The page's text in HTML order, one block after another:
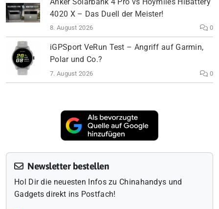
4020 X – Das Duell der Meister!
8. August 2026 0
iGPSport VeRun Test – Angriff auf Garmin,
Polar und Co.?
7. August 2026 0
Newsletter bestellen
Hol Dir die neuesten Infos zu Chinahandys und
Gadgets direkt ins Postfach!